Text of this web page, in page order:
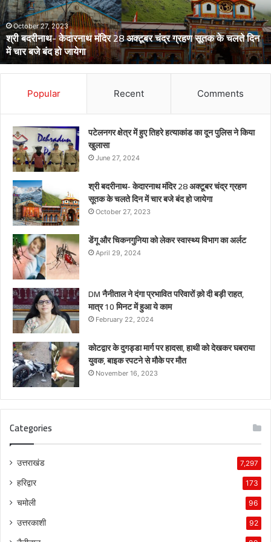
विभाग
का
अर्लटApril 29, 2024
डेंगू और चिकनगुनिया को लेकर स्वास्थ्य विभाग का अर्लट
Popular Recent Comments
पटेलनगर क्षेत्र में हुए तिहरे हत्याकांड का दून पुलिस ने किया
खुलासा
June 27, 2024
श्री बदरीनाथ- केदारनाथ मंदिर 28 अक्टूबर चंद्र ग्रहण
सूतक के चलते दिन में चार बजे बंद हो जायेगा
October 27, 2023
डेंगू और चिकनगुनिया को लेकर स्वास्थ्य विभाग का अर्लट
April 29, 2024
DM नैनीताल ने दंगा प्रभावित परिवारों क़ो दी बड़ी राहत,
मात्र 10 मिनट में हुआ ये काम
February 22, 2024
कोटद्वार के दुगड्डा मार्ग पर हादसा, हाथी को देखकर घबराया
युवक, बाइक रपटने से मौके पर मौत
November 16, 2023
Categories
उत्तराखंड 7,297
हरिद्वार 173
चमोली 96
उत्तरकाशी 92